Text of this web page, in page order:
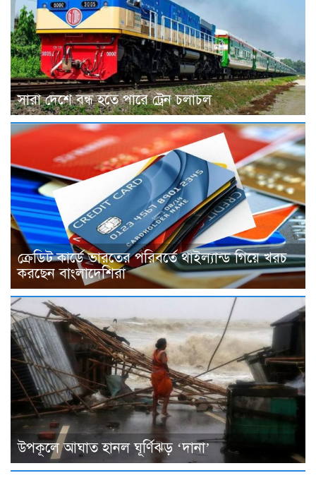
সারা দেশে বন্ধ হতে পারে ট্রেন চলাচল
ক্রেডিট কার্ডে ভারতের পরিবর্তে থাইল্যান্ড গিয়ে খরচ
করছেন বাংলাদেশিরা
উপকূলে আঘাত হানল ঘূর্ণিঝড় ‘দানা’